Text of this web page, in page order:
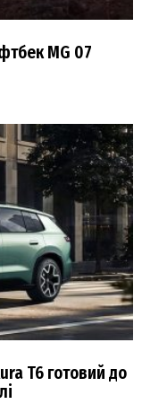
MG 07
T6 готовий до